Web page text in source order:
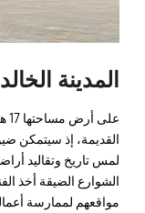
المدينة
لمس تاريخ وتقاليد
الشوارع الضيقة أخذ
مواقعهم لممارسة